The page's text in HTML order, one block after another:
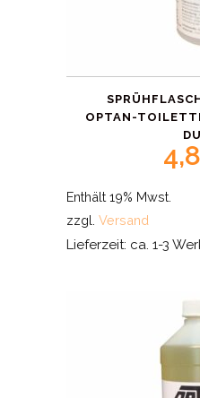
OPTAN-
Enthält 19% Mwst.
zzgl. Versand
Lieferzeit: ca. 1-3